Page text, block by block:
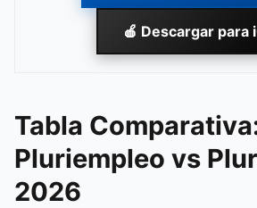
🍎 Descargar para
Tabla
Pluriempleo vs
2026